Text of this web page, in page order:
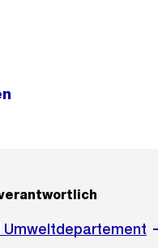
Umweltdepartement